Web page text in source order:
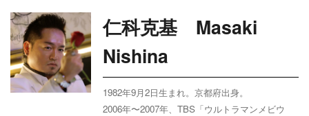
仁科克基 Masaki
Nishina
1982年9月2日生まれ。京都府出身。
2006年〜2007年、 TBS「ウルトラマンメビウ